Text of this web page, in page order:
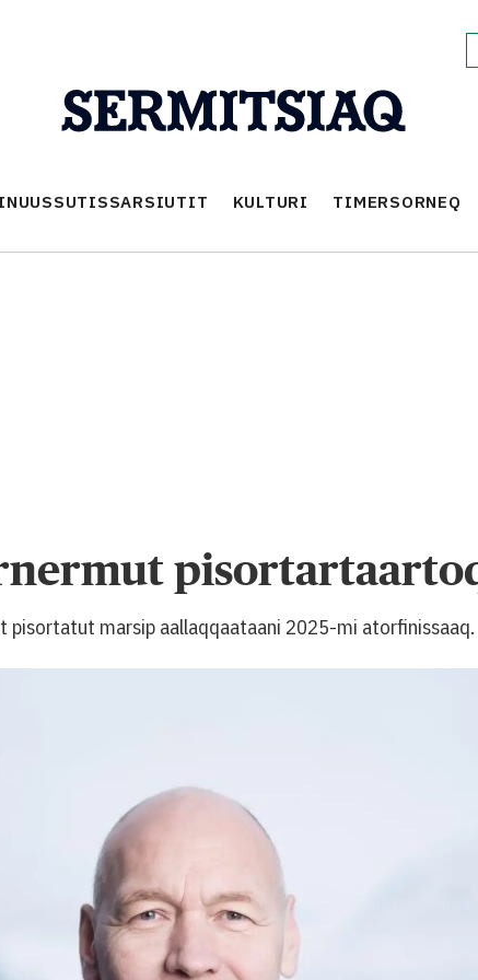
INUUSSUTISSARSIUTIT KULTURI TIMERSORNEQ
marsip aallaqqaataani 2025-mi atorfinissaaq.